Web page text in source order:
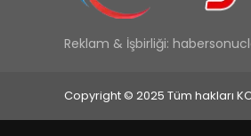
Reklam & İşbirliği:
Copyright © 2025 Tüm hakları